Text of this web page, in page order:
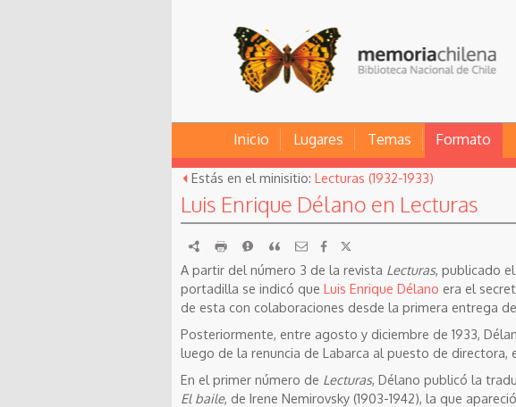
Inicio Lugares Temas Formato
Estás en el minisitio: Lecturas (1932-1933)
Luis Enrique Délano en Lecturas
RDF imprimirReportarCitar
A partir del número 3 de la revista Lecturas, publicado
portadilla se indicó que Luis Enrique Délano era el
de esta con colaboraciones desde la primera entrega
Posteriormente, entre agosto y diciembre de 1933,
luego de la renuncia de Labarca al puesto de directora,
En el primer número de Lecturas, Délano publicó la
El baile, de Irene Nemirovsky (1903-1942), la que